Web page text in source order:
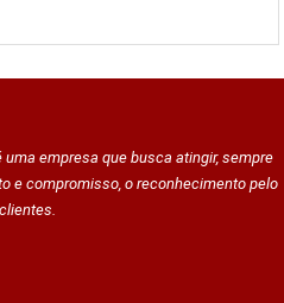
uma empresa que busca atingir, sempre
e compromisso, o reconhecimento pelo